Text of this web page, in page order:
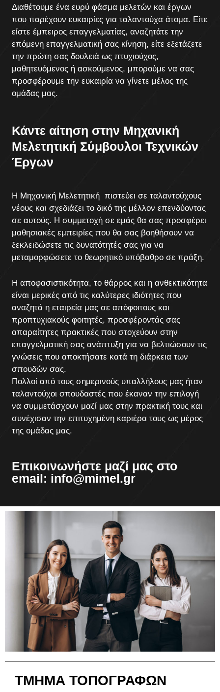
Διαθέτουμε ένα ευρύ φάσμα μελετών και έργων
που παρέχουν ευκαιρίες για ταλαντούχα άτομα. Είτε
είστε έμπειρος επαγγελματίας, αναζητάτε την
επόμενη επαγγελματική σας κίνηση, είτε εξετάζετε
την πρώτη σας δουλειά ως πτυχιούχος,
μαθητευόμενος ή ασκούμενος, μπορούμε να σας
προσφέρουμε την ευκαιρία να γίνετε μέλος της
ομάδας μας.
Κάντε αίτηση στην Μηχανική
Μελετητική Σύμβουλοι Τεχνικών
Έργων
Η Μηχανική Μελετητική πιστεύει σε ταλαντούχους
νέους και σχεδιάζει το δικό της μέλλον επενδύοντας
σε αυτούς. Η συμμετοχή σε εμάς θα σας προσφέρει
μαθησιακές εμπειρίες που θα σας βοηθήσουν να
ξεκλειδώσετε τις δυνατότητές σας για να
μεταμορφώσετε το θεωρητικό υπόβαθρο σε πράξη.
Η αποφασιστικότητα, το θάρρος και η ανθεκτικότητα
είναι μερικές από τις καλύτερες ιδιότητες που
αναζητά η εταιρεία μας σε απόφοιτους και
προπτυχιακούς φοιτητές, προσφέροντάς σας
απαραίτητες πρακτικές που στοχεύουν στην
επαγγελματική σας ανάπτυξη για να βελτιώσουν τις
γνώσεις που αποκτήσατε κατά τη διάρκεια των
σπουδών σας.
Πολλοί από τους σημερινούς υπαλλήλους μας ήταν
ταλαντούχοι σπουδαστές που έκαναν την επιλογή
να συμμετάσχουν μαζί μας στην πρακτική τους και
συνέχισαν την επιτυχημένη καριέρα τους ως μέρος
της ομάδας μας.
Επικοινωνήστε μαζί μας στο
email: info@mimel.gr
ΤΜΗΜΑ ΤΟΠΟΓΡΑΦΩΝ